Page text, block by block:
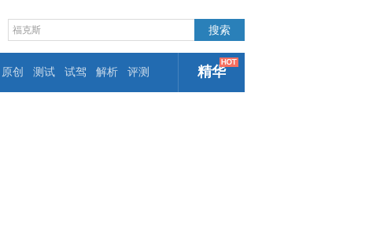
原创 测试 试驾 解析 评测 精华